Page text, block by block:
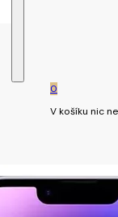
0
V košíku nic